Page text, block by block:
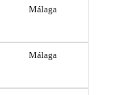
Málaga
Málaga